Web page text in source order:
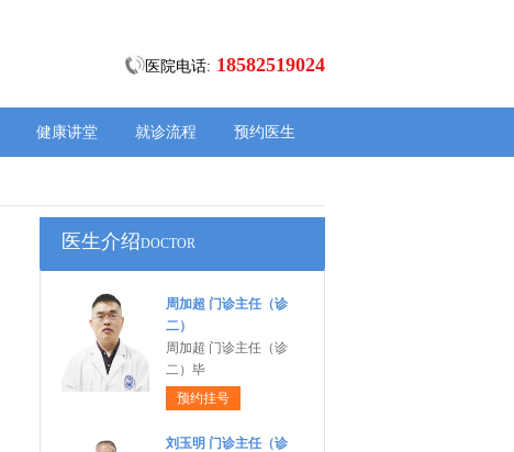
医院电话: 18582519024
健康讲堂 就诊流程 预约医生
医生介绍DOCTOR
周加超 门诊主任（诊
二）
周加超 门诊主任（诊
二）毕
预约挂号
刘玉明 门诊主任（诊